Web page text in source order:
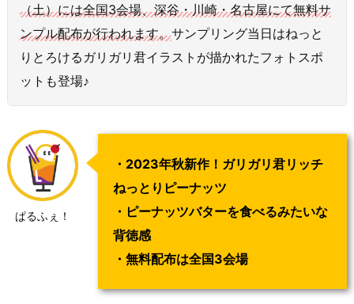
（土）には全国3会場、深谷・川崎・名古屋にて無料サ
ンプル配布が行われます。サンプリング当日はねっと
りとろけるガリガリ君イラストが描かれたフォトスポ
ットも登場♪
ぱるふぇ！
・2023年秋新作！ガリガリ君リッチ
ねっとりピーナッツ
・ピーナッツバターを食べるみたいな
背徳感
・無料配布は全国3会場